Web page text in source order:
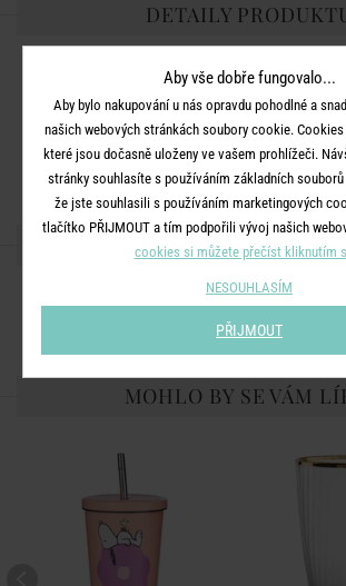
DETAILY
průměr 8,05 cm, V 10 cm,
Materiál:sklo
Dodatečné informace:Není vhodné do
Barva: čirá
SDÍLEJTE S
MOHLO BY SE VÁM
Aby vše dobře fungovalo...
Aby bylo nakupování u nás opravdu pohodlné a
našich webových stránkách soubory cookie.
které jsou dočasně uloženy ve vašem prohlížeči.
stránky souhlasíte s používáním základních
že jste souhlasili s používáním marketingových
tlačítko PŘIJMOUT a tím podpořili vývoj našich
cookies si můžete přečíst kliknutím
NESOUHLASÍM
PŘIJMOUT